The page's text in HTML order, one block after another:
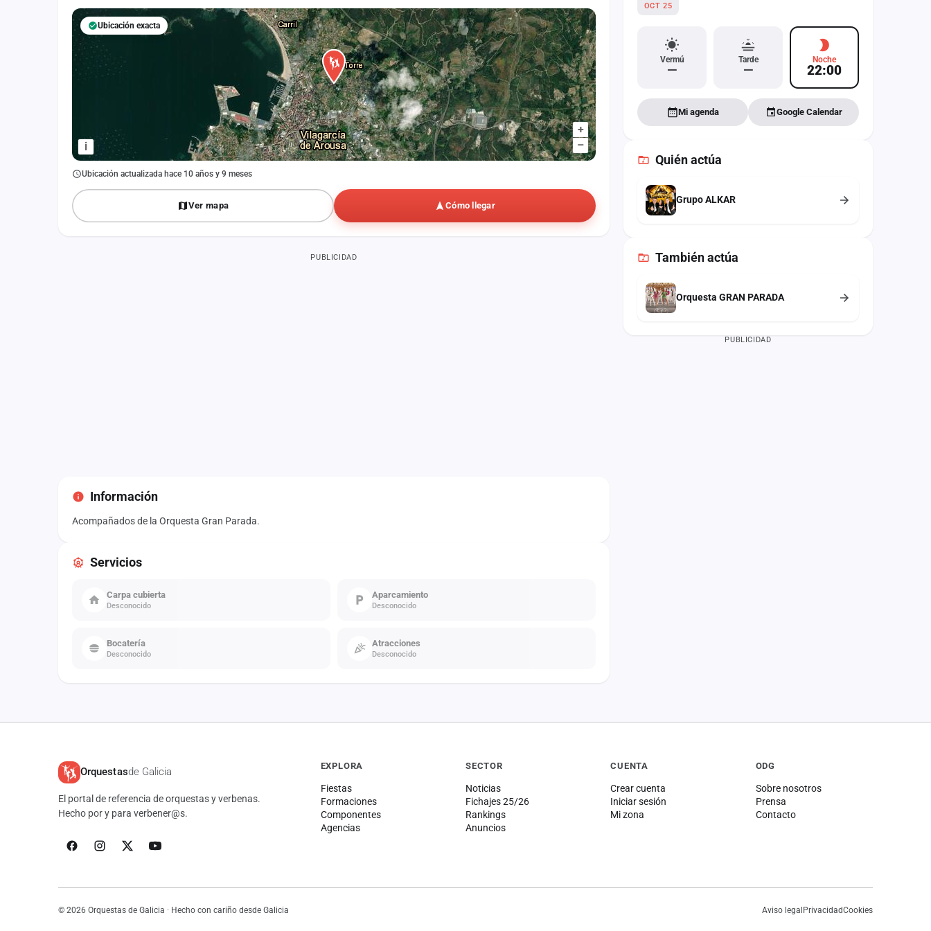
+
–
i
Ubicación exacta
Ubicación actualizada hace 10 años y 9 meses
Ver mapa Cómo llegar
PUBLICIDAD
Información
Acompañados de la Orquesta Gran Parada.
Servicios
Carpa cubierta
Desconocido
Aparcamiento
Desconocido
Bocatería
Desconocido
Atracciones
Desconocido
OCT 25
Vermú
—
Tarde
—
Noche
22:00
Mi agenda Google Calendar
Quién actúa
Grupo ALKAR
Tambiénactúa
Orquesta GRAN PARADA
PUBLICIDAD
Orquestasde Galicia
El portal de referencia de orquestas y verbenas.
Hecho por y para verbener@s.
EXPLORA
Fiestas
Formaciones
Componentes
Agencias
SECTOR
Noticias
Fichajes 25/26
Rankings
Anuncios
CUENTA
Crear cuenta
Iniciar sesión
Mi zona
ODG
Sobre nosotros
Prensa
Contacto
© 2026 Orquestas de Galicia · Hecho con cariño desde Galicia Aviso legalPrivacidadCookies
Iniciar sesión
Crear cuenta
Administración